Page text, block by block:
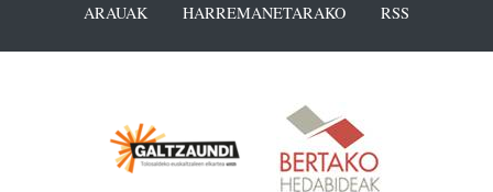
ARAUAK
HARREMANETARAKO RSS